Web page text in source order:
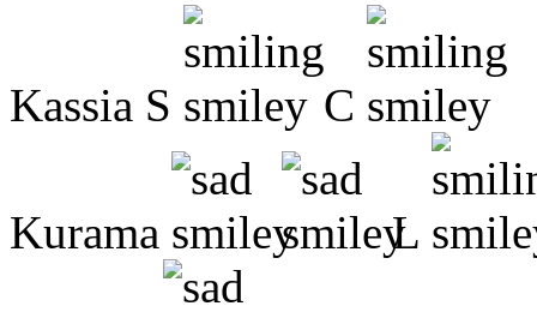
Kassia S C
Kurama L